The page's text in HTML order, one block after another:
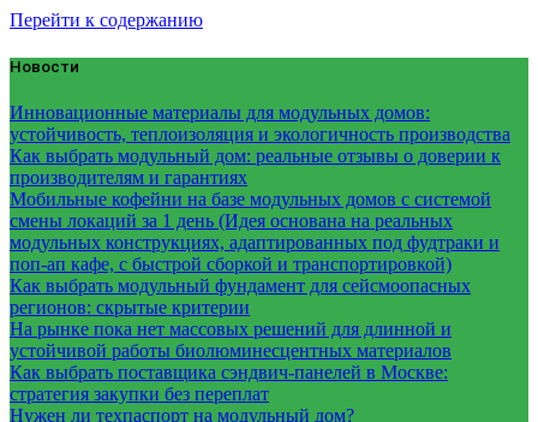
Перейти к содержанию
Новости
Инновационные материалы для модульных домов:
устойчивость, теплоизоляция и экологичность производства
Как выбрать модульный дом: реальные отзывы о доверии к
производителям и гарантиях
Мобильные кофейни на базе модульных домов с системой
смены локаций за 1 день (Идея основана на реальных
модульных конструкциях, адаптированных под фудтраки и
поп-ап кафе, с быстрой сборкой и транспортировкой)
Как выбрать модульный фундамент для сейсмоопасных
регионов: скрытые критерии
На рынке пока нет массовых решений для длинной и
устойчивой работы биолюминесцентных материалов
Как выбрать поставщика сэндвич-панелей в Москве:
стратегия закупки без переплат
Нужен ли техпаспорт на модульный дом?